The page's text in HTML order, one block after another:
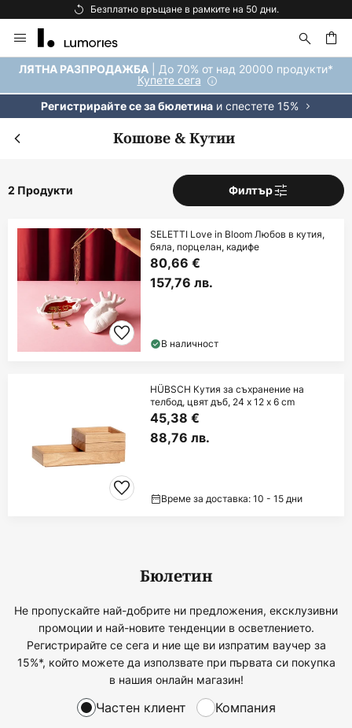
Безплатно връщане в рамките на 50 дни.
Прескачане
към
съдържанието
ЛЯТНА РАЗПРОДАЖБА | До 70% от над 20000 продукти*
Купете сега
Регистрирайте се за бюлетинаи спестете 15%
Кошове & Кутии
2 Продукти Филтър
SELETTI Love in Bloom Любов в кутия,
бяла, порцелан, кадифе
80,66 €
157,76 лв.
В наличност
HÜBSCH Кутия за съхранение на
телбод, цвят дъб, 24 x 12 x 6 cm
45,38 €
88,76 лв.
Време за доставка: 10 - 15 дни
Бюлетин
Не пропускайте най-добрите ни предложения, ексклузивни
промоции и най-новите тенденции в осветлението.
Регистрирайте се сега и ние ще ви изпратим ваучер за
15%*, който можете да използвате при първата си покупка
в нашия онлайн магазин!
Частен клиент Компания